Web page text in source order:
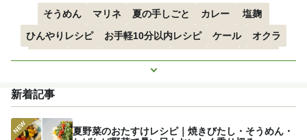
そうめん マリネ 夏の手しごと カレー
塩麹
ひんやりレシピ
お手軽10分以内レシピ ケール
オクラ
空心菜
枝豆 すずかぼちゃ つるむらさき
トマト
もっと見る
新着記事
夏野菜のおたすけレシピ｜焼きびたし・そうめん・